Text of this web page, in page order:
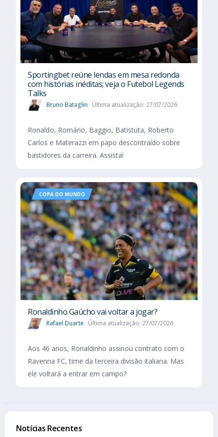
Sportingbet reúne lendas em mesa redonda
com histórias inéditas; veja o Futebol Legends
Talks
Bruno Bataglin Última atualização: 27/07/2026
Ronaldo, Romário, Baggio, Batistuta, Roberto
Carlos e Materazzi em papo descontraído sobre
bastidores da carreira. Assista!
COPA DO MUNDO
Ronaldinho Gaúcho vai voltar a jogar?
Rafael Duarte Última atualização: 27/07/2026
Aos 46 anos, Ronaldinho assinou contrato com o
Ravenna FC, time da terceira divisão italiana. Mas
ele voltará a entrar em campo?
Notícias Recentes